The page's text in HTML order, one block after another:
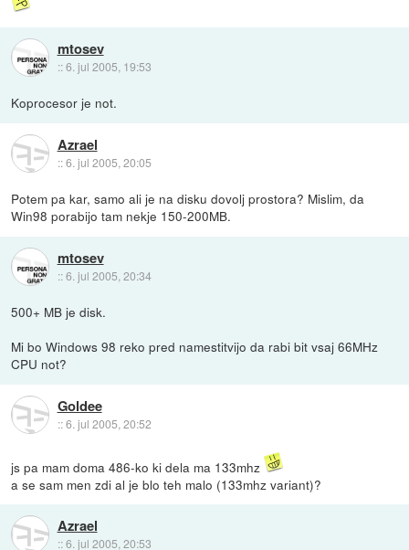
mtosev
::6. jul 2005, 19:53
Koprocesor je not.
Azrael
::6. jul 2005, 20:05
Potem pa kar, samo ali je na disku dovolj prostora? Mislim, da
Win98 porabijo tam nekje 150-200MB.
mtosev
::6. jul 2005, 20:34
500+ MB je disk.
Mi bo Windows 98 reko pred namestitvijo da rabi bit vsaj 66MHz
CPU not?
Goldee
::6. jul 2005, 20:52
js pa mam doma 486-ko ki dela ma 133mhz
a se sam men zdi al je blo teh malo (133mhz variant)?
Azrael
::6. jul 2005, 20:53